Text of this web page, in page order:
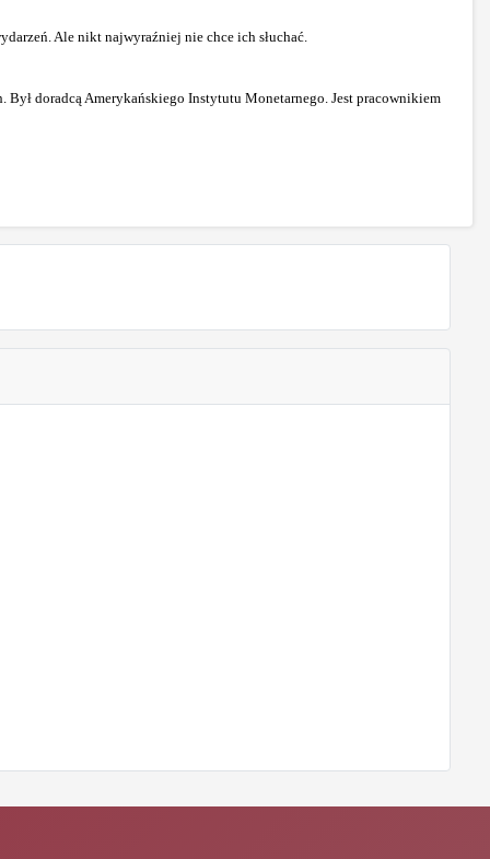
Ale nikt najwyraźniej nie chce ich słuchać.
doradcą Amerykańskiego Instytutu Monetarnego. Jest pracownikiem